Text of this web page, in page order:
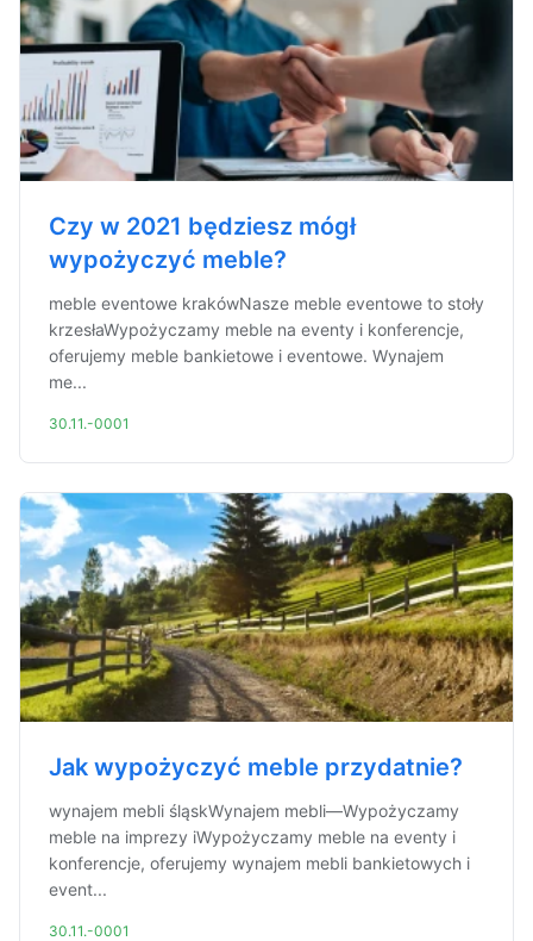
Czy w 2021 będziesz mógł
wypożyczyć meble?
meble eventowe krakówNasze meble eventowe to stoły
krzesłaWypożyczamy meble na eventy i konferencje,
oferujemy meble bankietowe i eventowe. Wynajem
me...
30.11.-0001
Jak wypożyczyć meble przydatnie?
wynajem mebli śląskWynajem mebli—Wypożyczamy
meble na imprezy iWypożyczamy meble na eventy i
konferencje, oferujemy wynajem mebli bankietowych i
event...
30.11.-0001